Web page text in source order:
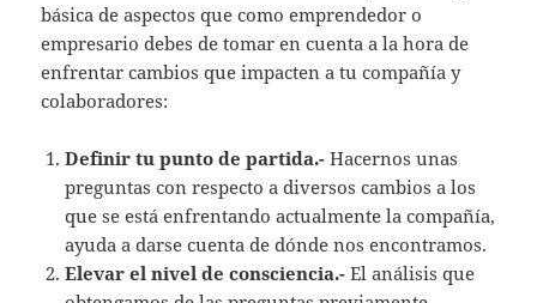
básica de aspectos que como emprendedor o
empresario debes de tomar en cuenta a la hora de
enfrentar cambios que impacten a tu compañía y
colaboradores:
Definir tu punto de partida.- Hacernos unas
preguntas con respecto a diversos cambios a los
que se está enfrentando actualmente la compañía,
ayuda a darse cuenta de dónde nos encontramos.
Elevar el nivel de consciencia.- El análisis que